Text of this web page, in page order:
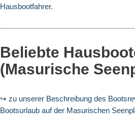
Hausbootfahrer.
Beliebte
(Masurische
↪ zu unserer Beschreibung des
Bootsurlaub auf der Masurischen